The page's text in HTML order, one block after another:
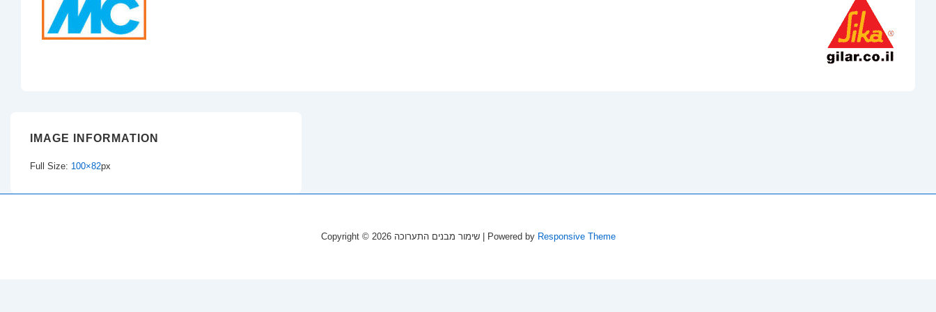
IMAGE INFORMATION
Full Size: 100×82px
Copyright © 2026 שימור מבנים התערוכה | Powered by Responsive Theme